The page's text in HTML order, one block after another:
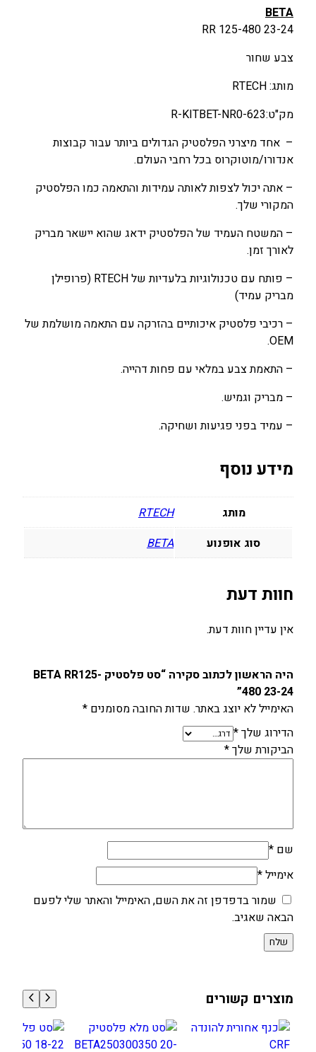
.
₪
₪
T
A
R
1
5
8
0
2
-
2
BETA
RR 125-480 23-24
צבע שחור
מותג: RTECH
מק"ט:R-KITBET-NR0-623
– אחד מיצרני הפלסטיק הגדולים ביותר עבור קבוצות
אנדורו/מוטוקרוס בכל רחבי העולם.
– אתה יכול לצפות לאותה עמידות והתאמה כמו הפלסטיק
המקורי שלך.
– המשטח העמיד של הפלסטיק ידאג שהוא יישאר מבריק
לאורך זמן.
– פותח עם טכנולוגיות בלעדיות של RTECH (פרופילן
מבריק עמיד)
– רכיבי פלסטיק איכותיים בהזרקה עם התאמה מושלמת של
OEM.
– התאמת צבע במלאי עם פחות דהייה.
– מבריק וגמיש.
– עמיד בפני פגיעות ושחיקה.
מידע נוסף
מותג
RTECH
סוג אופנוע
BETA
חוות דעת
אין עדיין חוות דעת.
היה הראשון לכתוב סקירה “סט פלסטיק BETA RR125-
480 23-24”
האימייל לא יוצג באתר. שדות החובה מסומנים *
הדירוג שלך*
הביקורת שלך*
שם *
אימייל*
שמור בדפדפן זה את השם, האימייל והאתר שלי לפעם
הבאה שאגיב.
מוצרים קשורים